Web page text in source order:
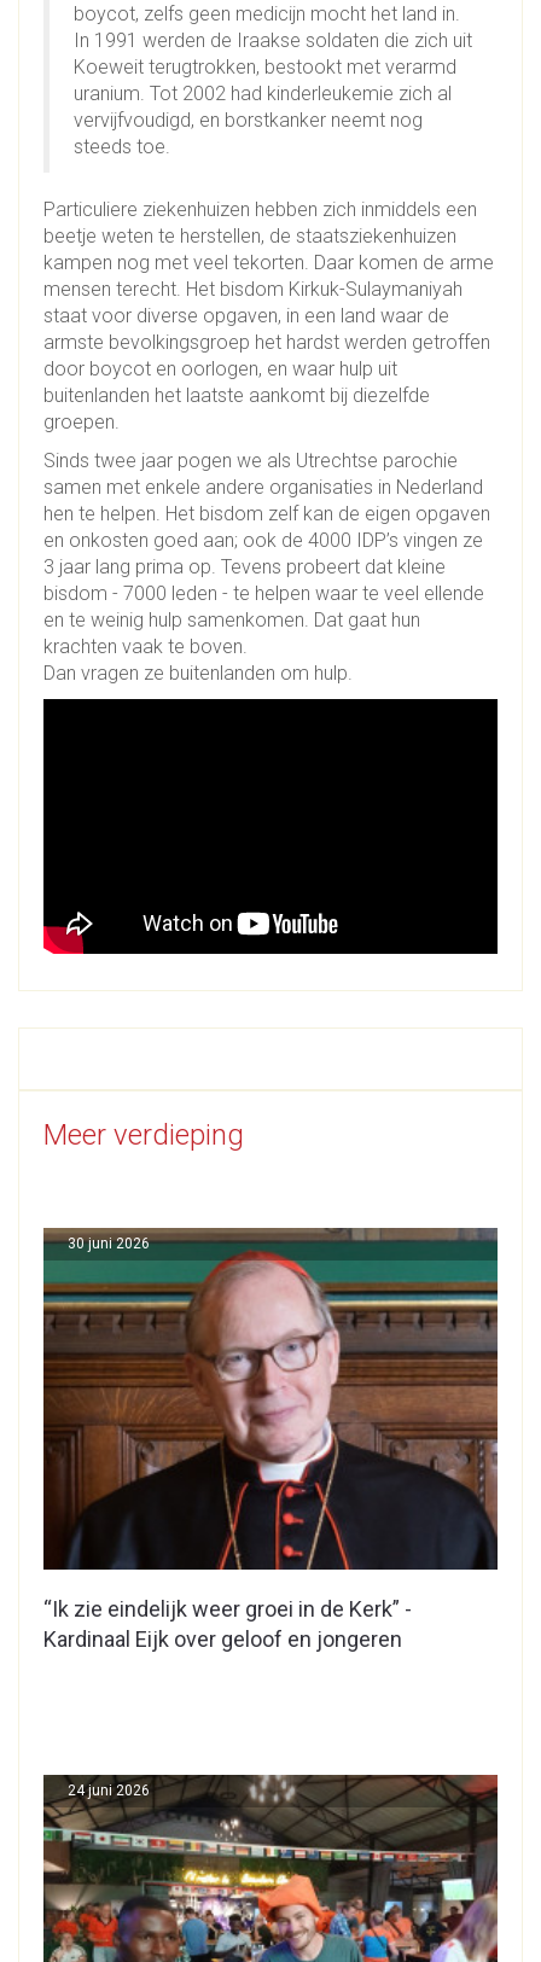
boycot, zelfs geen medicijn mocht het land in.
In 1991 werden de Iraakse soldaten die zich uit
Koeweit terugtrokken, bestookt met verarmd
uranium. Tot 2002 had kinderleukemie zich al
vervijfvoudigd, en borstkanker neemt nog
steeds toe.
Particuliere ziekenhuizen hebben zich inmiddels een
beetje weten te herstellen, de staatsziekenhuizen
kampen nog met veel tekorten. Daar komen de arme
mensen terecht. Het bisdom Kirkuk-Sulaymaniyah
staat voor diverse opgaven, in een land waar de
armste bevolkingsgroep het hardst werden getroffen
door boycot en oorlogen, en waar hulp uit
buitenlanden het laatste aankomt bij diezelfde
groepen.
Sinds twee jaar pogen we als Utrechtse parochie
samen met enkele andere organisaties in Nederland
hen te helpen. Het bisdom zelf kan de eigen opgaven
en onkosten goed aan; ook de 4000 IDP’s vingen ze
3 jaar lang prima op. Tevens probeert dat kleine
bisdom - 7000 leden - te helpen waar te veel ellende
en te weinig hulp samenkomen. Dat gaat hun
krachten vaak te boven.
Dan vragen ze buitenlanden om hulp.
Meer verdieping
“Ik zie eindelijk weer groei in de Kerk” -
Kardinaal Eijk over geloof en jongeren
30 juni 2026
24 juni 2026